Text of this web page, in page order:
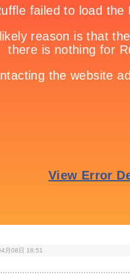
月08日 18:51